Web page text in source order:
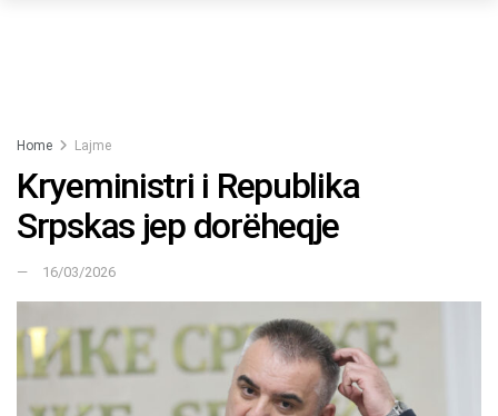
Home Lajme
Kryeministri i Republika
Srpskas jep dorëheqje
16/03/2026